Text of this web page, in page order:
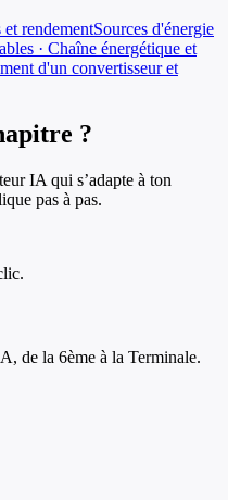
rendementSources d'énergie
· Chaîne énergétique et
d'un convertisseur et
?
IA qui s’adapte à ton
pas à pas.
de la 6ème à la Terminale.